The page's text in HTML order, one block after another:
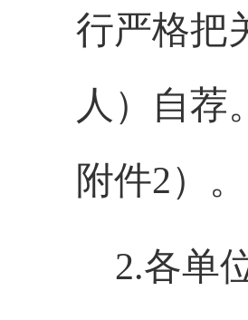
行严格把
人）自荐
附件2）。
2.各单